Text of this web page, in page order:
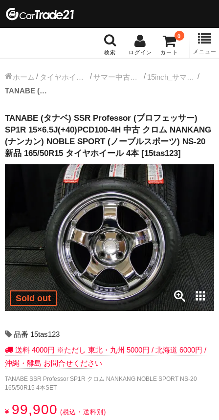
検索 ログイン カート
0
メニュー
冬タイヤホイール
13インチ：冬タイヤホイール
14インチ：冬タイヤホイール
15インチ：冬タイヤホイール
16インチ：冬タイヤホイール
17インチ：冬タイヤホイール
18インチ：冬タイヤホイール
19インチ：冬タイヤホイール
20インチ：冬タイヤホイール
13インチ：夏タイヤホイール
14インチ：夏タイヤホイール
15インチ：夏タイヤホイール
ホーム タイヤホイールセット サマー中古タイヤホイール
15inch_サマー中古タイヤホイール
TANABE (タナベ) SSR Professor (プロフェッサー) SP1R 15×6.5J(+40)PCD100-4H 中古 クロム NANKANG (ナンカン) NOBLE SPORT (ノーブルスポーツ) NS-20 新品 165/50R15 タイヤホイール 4本 [15tas123]
TANABE (タナベ) SSR Professor (プロフェッサー)
SP1R 15×6.5J(+40)PCD100-4H 中古 クロム NANKANG
(ナンカン) NOBLE SPORT (ノーブルスポーツ) NS-20
新品 165/50R15 タイヤホイール 4本 [15tas123]
Sold out
品番 15tas123
送料 4000円 ※ただし 東北・九州 5000円 / 北海道 6000円 /
沖縄・離島 お問合せください
TANABE SSR Professor SP1R クロム NANKANG NOBLE SPORT NS-20
165/50R15 4本SET
¥ 99,900 (税込・送料別)